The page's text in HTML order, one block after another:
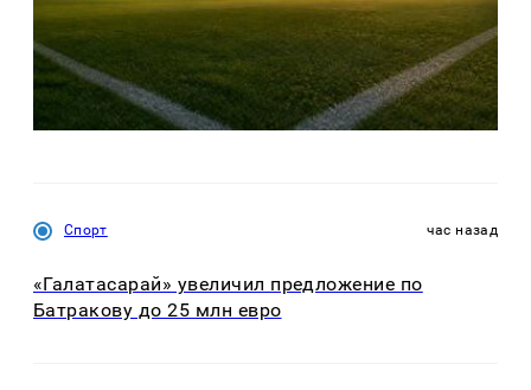
Спорт час назад
«Галатасарай» увеличил предложение по
Батракову до 25 млн евро